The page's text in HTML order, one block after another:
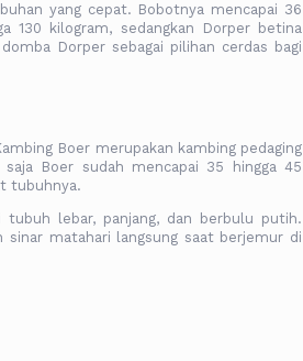
yang cepat. Bobotnya mencapai 36
130 kilogram, sedangkan Dorper betina
Dorper sebagai pilihan cerdas bagi
Boer merupakan kambing pedaging
Boer sudah mencapai 35 hingga 45
tubuhnya.
lebar, panjang, dan berbulu putih.
matahari langsung saat berjemur di